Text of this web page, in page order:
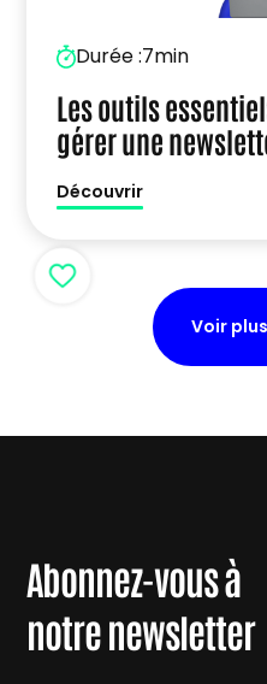
Durée :7min
Les outils
gérer une
Découvrir
Voir
Abonnez-vous à
notre newsletter